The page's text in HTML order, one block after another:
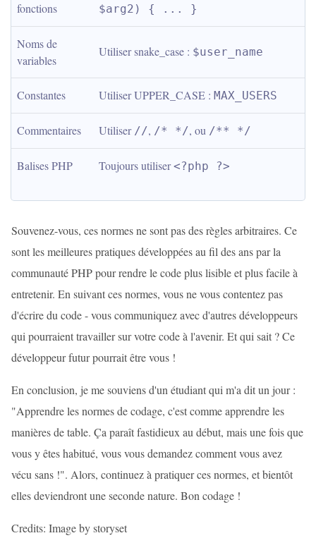
fonctions
$arg2) { ... }
Noms de
variables
Utiliser snake_case : $user_name
Constantes Utiliser UPPER_CASE : MAX_USERS
Commentaires Utiliser //, /* */, ou /** */
Balises PHP Toujours utiliser <?php ?>
Souvenez-vous, ces normes ne sont pas des règles arbitraires. Ce
sont les meilleures pratiques développées au fil des ans par la
communauté PHP pour rendre le code plus lisible et plus facile à
entretenir. En suivant ces normes, vous ne vous contentez pas
d'écrire du code - vous communiquez avec d'autres développeurs
qui pourraient travailler sur votre code à l'avenir. Et qui sait ? Ce
développeur futur pourrait être vous !
En conclusion, je me souviens d'un étudiant qui m'a dit un jour :
"Apprendre les normes de codage, c'est comme apprendre les
manières de table. Ça paraît fastidieux au début, mais une fois que
vous y êtes habitué, vous vous demandez comment vous avez
vécu sans !". Alors, continuez à pratiquer ces normes, et bientôt
elles deviendront une seconde nature. Bon codage !
Credits: Image by storyset